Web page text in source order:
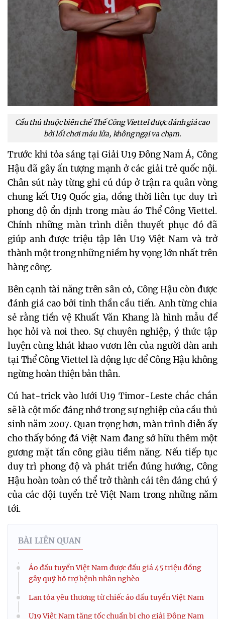
Cầu thủ thuộc biên chế Thể Công Viettel được đánh giá cao
bởi lối chơi máu lửa, không ngại va chạm.
Trước khi tỏa sáng tại Giải U19 Đông Nam Á, Công
Hậu đã gây ấn tượng mạnh ở các giải trẻ quốc nội.
Chân sút này từng ghi cú đúp ở trận ra quân vòng
chung kết U19 Quốc gia, đồng thời liên tục duy trì
phong độ ổn định trong màu áo Thể Công Viettel.
Chính những màn trình diễn thuyết phục đó đã
giúp anh được triệu tập lên U19 Việt Nam và trở
thành một trong những niềm hy vọng lớn nhất trên
hàng công.
Bên cạnh tài năng trên sân cỏ, Công Hậu còn được
đánh giá cao bởi tinh thần cầu tiến. Anh từng chia
sẻ rằng tiền vệ Khuất Văn Khang là hình mẫu để
học hỏi và noi theo. Sự chuyên nghiệp, ý thức tập
luyện cùng khát khao vươn lên của người đàn anh
tại Thể Công Viettel là động lực để Công Hậu không
ngừng hoàn thiện bản thân.
Cú hat-trick vào lưới U19 Timor-Leste chắc chắn
sẽ là cột mốc đáng nhớ trong sự nghiệp của cầu thủ
sinh năm 2007. Quan trọng hơn, màn trình diễn ấy
cho thấy bóng đá Việt Nam đang sở hữu thêm một
gương mặt tấn công giàu tiềm năng. Nếu tiếp tục
duy trì phong độ và phát triển đúng hướng, Công
Hậu hoàn toàn có thể trở thành cái tên đáng chú ý
của các đội tuyển trẻ Việt Nam trong những năm
tới.
BÀI LIÊN QUAN
Áo đấu tuyển Việt Nam được đấu giá 45 triệu đồng
gây quỹ hỗ trợ bệnh nhân nghèo
Lan tỏa yêu thương từ chiếc áo đấu tuyển Việt Nam
U19 Việt Nam tăng tốc chuẩn bị cho giải Đông Nam